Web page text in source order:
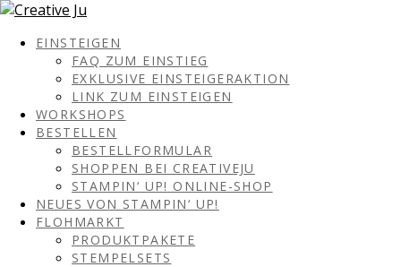
EINSTEIGEN
FAQ ZUM EINSTIEG
EXKLUSIVE EINSTEIGERAKTION
LINK ZUM EINSTEIGEN
WORKSHOPS
BESTELLEN
BESTELLFORMULAR
SHOPPEN BEI CREATIVEJU
STAMPIN‘ UP! ONLINE-SHOP
NEUES VON STAMPIN‘ UP!
FLOHMARKT
PRODUKTPAKETE
STEMPELSETS